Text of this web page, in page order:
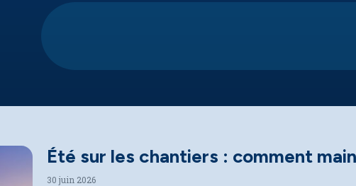
Été sur les chantiers : comment
30 juin 2026